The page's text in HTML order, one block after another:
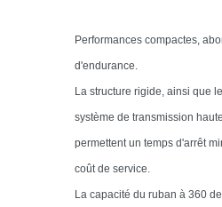
Performances compactes,
d'endurance.
La structure rigide, ainsi que
système de transmission
permettent un temps d'arrêt
coût de service.
La capacité du ruban à 360